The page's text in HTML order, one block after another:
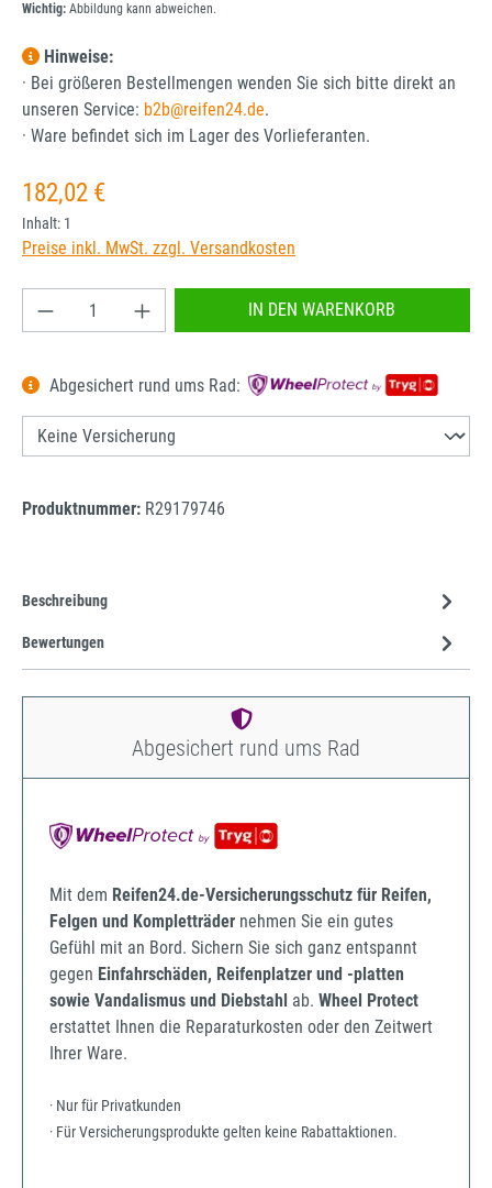
Wichtig: Abbildung kann abweichen.
Hinweise:
· Bei größeren Bestellmengen wenden Sie sich bitte direkt an
unseren Service: b2b@reifen24.de.
· Ware befindet sich im Lager des Vorlieferanten.
Regulärer Preis:
182,02 €
Inhalt: 1
Preise inkl. MwSt. zzgl. Versandkosten
Produkt Anzahl: Gib den gewünschten Wert
IN DEN WARENKORB
Abgesichert rund ums Rad:
Produktnummer: R29179746
Beschreibung
Bewertungen
Abgesichert rund ums Rad
Mit dem Reifen24.de-Versicherungsschutz für Reifen,
Felgen und Kompletträder nehmen Sie ein gutes
Gefühl mit an Bord. Sichern Sie sich ganz entspannt
gegen Einfahrschäden, Reifenplatzer und -platten
sowie Vandalismus und Diebstahl ab. Wheel Protect
erstattet Ihnen die Reparaturkosten oder den Zeitwert
Ihrer Ware.
· Nur für Privatkunden
· Für Versicherungsprodukte gelten keine Rabattaktionen.